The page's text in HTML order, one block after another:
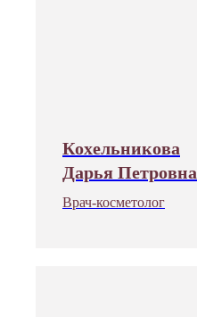
Кохельникова
Дарья Петровна
Врач-косметолог